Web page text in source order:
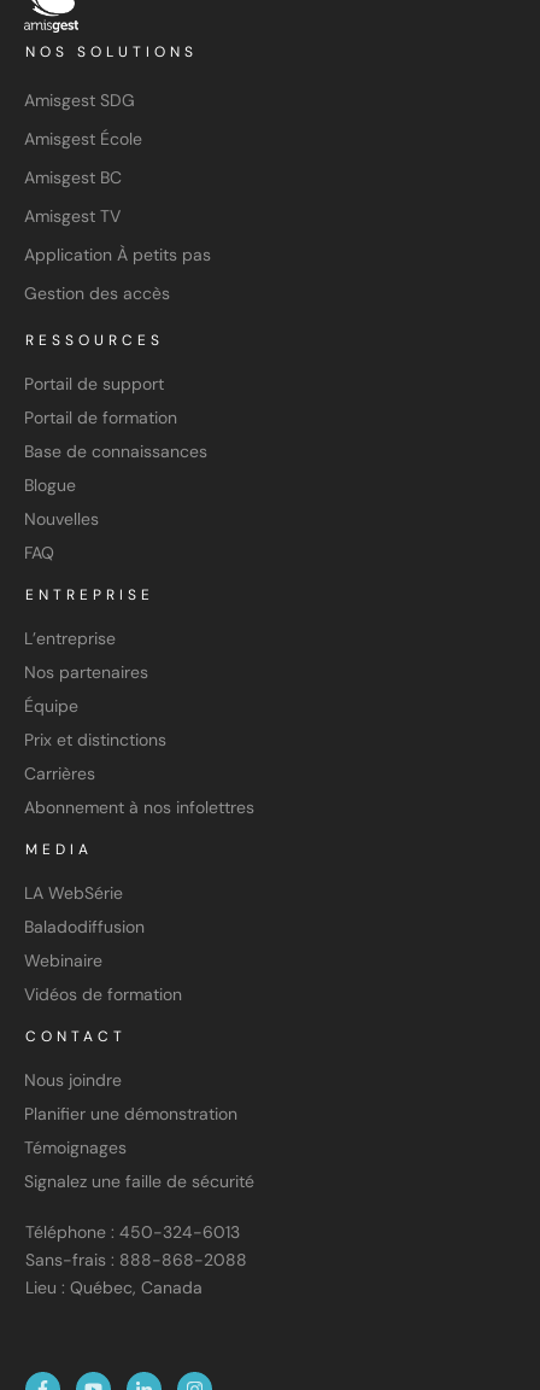
NOS SOLUTIONS
Amisgest SDG
Amisgest École
Amisgest BC
Amisgest TV
Application À petits pas
Gestion des accès
RESSOURCES
Portail de support
Portail de formation
Base de connaissances
Blogue
Nouvelles
FAQ
ENTREPRISE
L’entreprise
Nos partenaires
Équipe
Prix et distinctions
Carrières
Abonnement à nos infolettres
MEDIA
LA WebSérie
Baladodiffusion
Webinaire
Vidéos de formation
CONTACT
Nous joindre
Planifier une démonstration
Témoignages
Signalez une faille de sécurité
Téléphone : 450-324-6013
Sans-frais : 888-868-2088
Lieu : Québec, Canada